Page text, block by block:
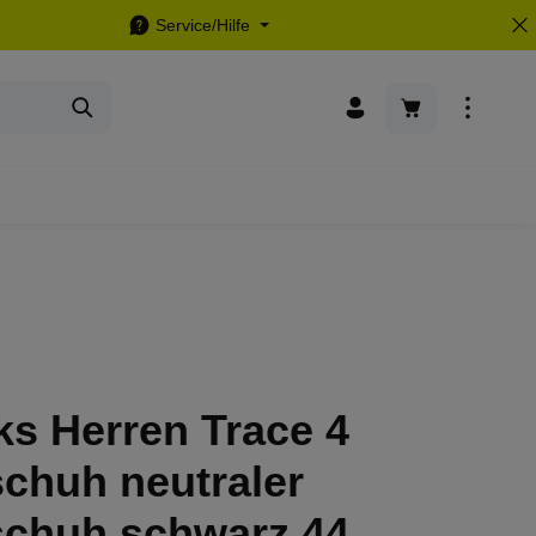
Service/Hilfe
Warenkorb
Herren Trace 4
neutraler